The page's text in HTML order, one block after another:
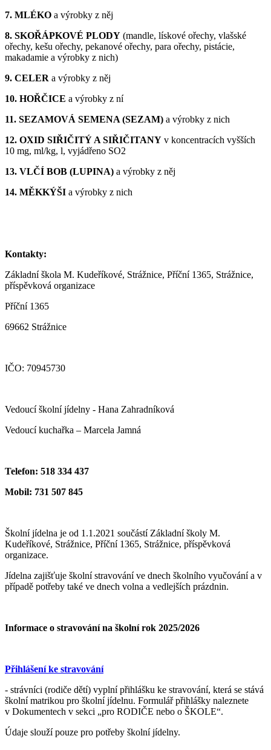
7. MLÉKO a výrobky z něj
8. SKOŘÁPKOVÉ PLODY (mandle, lískové ořechy, vlašské
ořechy, kešu ořechy, pekanové ořechy, para ořechy, pistácie,
makadamie a výrobky z nich)
9. CELER a výrobky z něj
10. HOŘČICE a výrobky z ní
11. SEZAMOVÁ SEMENA (SEZAM) a výrobky z nich
12. OXID SIŘIČITÝ A SIŘIČITANY v koncentracích vyšších
10 mg, ml/kg, l, vyjádřeno SO2
13. VLČÍ BOB (LUPINA) a výrobky z něj
14. MĚKKÝŠI a výrobky z nich
Kontakty:
Základní škola M. Kudeříkové, Strážnice, Příční 1365, Strážnice,
příspěvková organizace
Příční 1365
69662 Strážnice
IČO: 70945730
Vedoucí školní jídelny - Hana Zahradníková
Vedoucí kuchařka – Marcela Jamná
Telefon: 518 334 437
Mobil: 731 507 845
Školní jídelna je od 1.1.2021 součástí Základní školy M.
Kudeříkové, Strážnice, Příční 1365, Strážnice, příspěvková
organizace.
Jídelna zajišťuje školní stravování ve dnech školního vyučování a v
případě potřeby také ve dnech volna a vedlejších prázdnin.
Informace o stravování na školní rok 2025/2026
Přihlášení ke stravování
- strávníci (rodiče dětí) vyplní přihlášku ke stravování, která se stává
školní matrikou pro školní jídelnu. Formulář přihlášky naleznete
v Dokumentech v sekci „pro RODIČE nebo o ŠKOLE“.
Údaje slouží pouze pro potřeby školní jídelny.